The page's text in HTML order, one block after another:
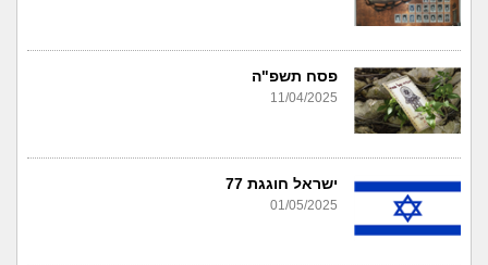
פסח תשפ"ה
11/04/2025
ישראל חוגגת 77
01/05/2025